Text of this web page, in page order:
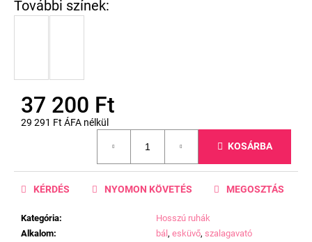
37 200 Ft
29 291 Ft ÁFA nélkül
KOSÁRBA
Kategória:
Hosszú ruhák
Alkalom: bál, esküvő, szalagavató
KÉRDÉS NYOMON KÖVETÉS MEGOSZTÁS